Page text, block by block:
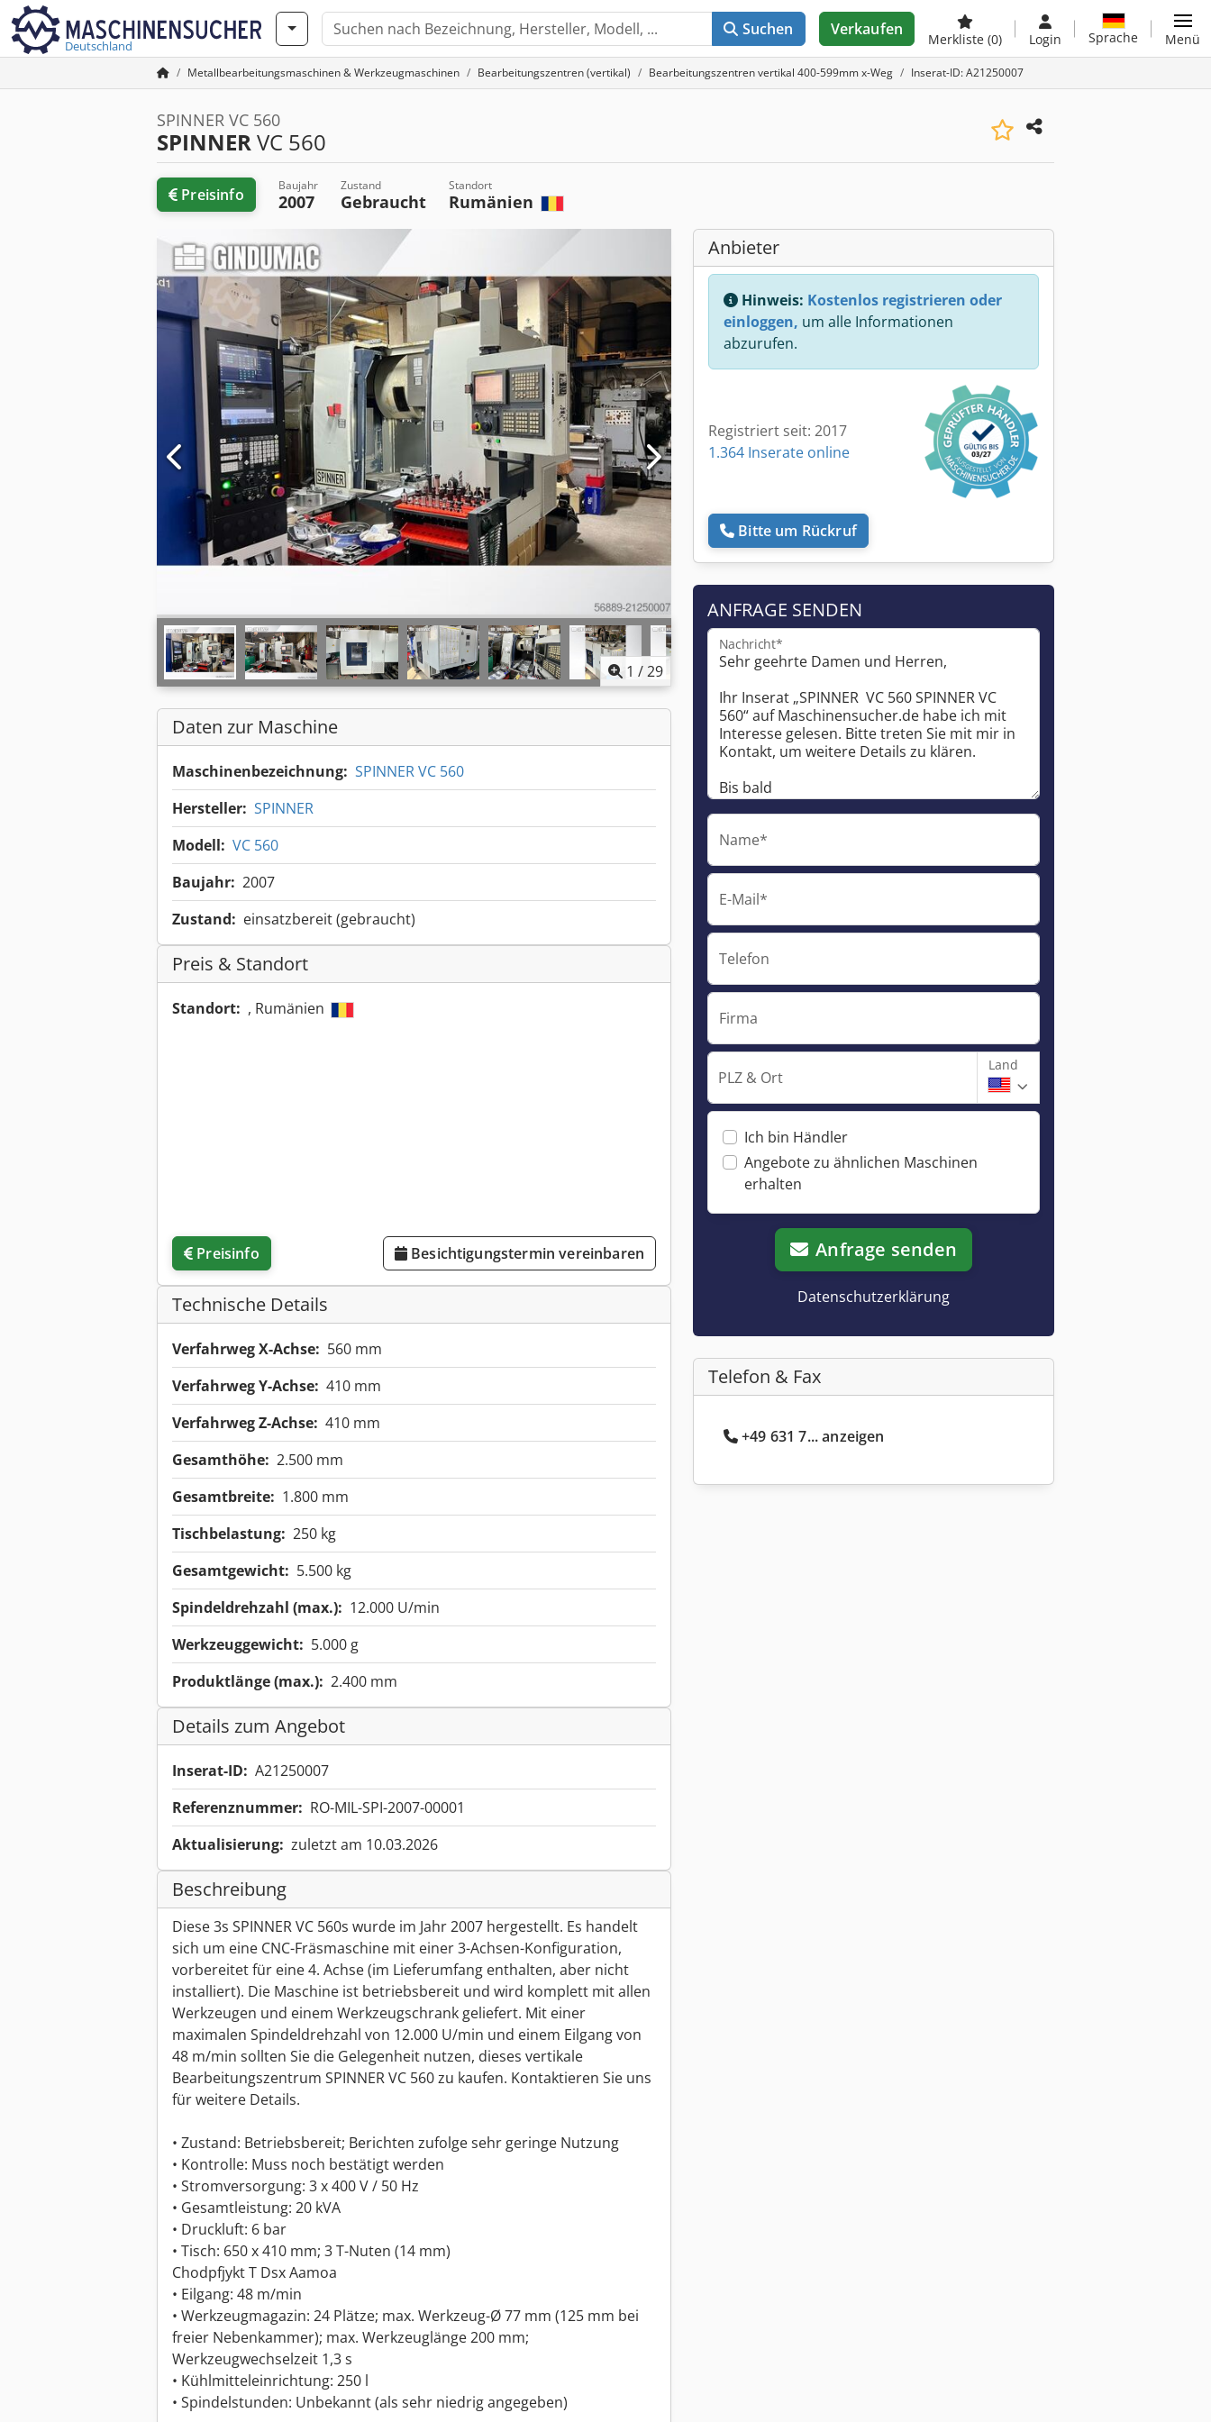
Deutschland
Suchen Verkaufen
Merkliste (0) Login Sprache Menü
Metallbearbeitungsmaschinen & Werkzeugmaschinen Bearbeitungszentren (vertikal) Bearbeitungszentren vertikal 400-599mm x-Weg Inserat-ID: A21250007
SPINNER VC 560
SPINNERVC 560
Preisinfo Baujahr
2007
Zustand
Gebraucht
Standort
Rumänien
1 /29
Daten zur Maschine
Maschinenbezeichnung: SPINNER VC 560
Hersteller: SPINNER
Modell: VC 560
Baujahr: 2007
Zustand: einsatzbereit (gebraucht)
Preis & Standort
Standort: , Rumänien
Preisinfo Besichtigungstermin vereinbaren
Technische Details
Verfahrweg X-Achse: 560 mm
Verfahrweg Y-Achse: 410 mm
Verfahrweg Z-Achse: 410 mm
Gesamthöhe: 2.500 mm
Gesamtbreite: 1.800 mm
Tischbelastung: 250 kg
Gesamtgewicht: 5.500 kg
Spindeldrehzahl (max.): 12.000 U/min
Werkzeuggewicht: 5.000 g
Produktlänge (max.): 2.400 mm
Details zum Angebot
Inserat-ID: A21250007
Referenznummer: RO-MIL-SPI-2007-00001
Aktualisierung: zuletzt am 10.03.2026
Beschreibung
Diese 3s SPINNER VC 560s wurde im Jahr 2007 hergestellt. Es handelt
sich um eine CNC-Fräsmaschine mit einer 3-Achsen-Konfiguration,
vorbereitet für eine 4. Achse (im Lieferumfang enthalten, aber nicht
installiert). Die Maschine ist betriebsbereit und wird komplett mit allen
Werkzeugen und einem Werkzeugschrank geliefert. Mit einer
maximalen Spindeldrehzahl von 12.000 U/min und einem Eilgang von
48 m/min sollten Sie die Gelegenheit nutzen, dieses vertikale
Bearbeitungszentrum SPINNER VC 560 zu kaufen. Kontaktieren Sie uns
für weitere Details.
• Zustand: Betriebsbereit; Berichten zufolge sehr geringe Nutzung
• Kontrolle: Muss noch bestätigt werden
• Stromversorgung: 3 x 400 V / 50 Hz
• Gesamtleistung: 20 kVA
• Druckluft: 6 bar
• Tisch: 650 x 410 mm; 3 T-Nuten (14 mm)
Chodpfjykt T Dsx Aamoa
• Eilgang: 48 m/min
• Werkzeugmagazin: 24 Plätze; max. Werkzeug-Ø 77 mm (125 mm bei
freier Nebenkammer); max. Werkzeuglänge 200 mm;
Werkzeugwechselzeit 1,3 s
• Kühlmitteleinrichtung: 250 l
• Spindelstunden: Unbekannt (als sehr niedrig angegeben)
Anbieter
Hinweis: Kostenlos registrieren oder
einloggen, um alle Informationen
abzurufen.
Registriert seit: 2017
1.364 Inserate online
Bitte um Rückruf
ANFRAGE SENDEN
Nachricht*
Name*
E-Mail*
Telefon
Firma
PLZ & Ort
Land
Ich bin Händler
Angebote zu ähnlichen Maschinen
erhalten
Anfrage senden
Datenschutzerklärung
Telefon & Fax
+49 631 7... anzeigen